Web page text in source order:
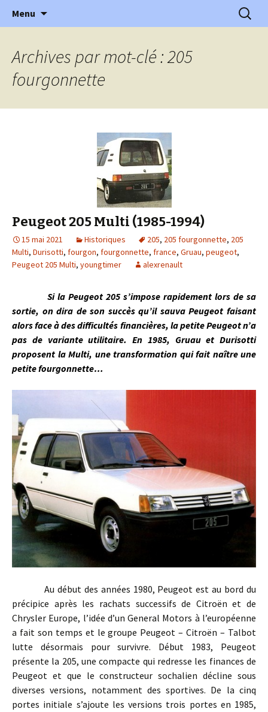
l'Automobile Ancienne
l'automobile ancienne : articles, historiques
…
Menu
Archives par mot-clé : 205
fourgonnette
Peugeot 205 Multi (1985-1994)
15 mai 2021 Historiques 205, 205 fourgonnette, 205
Multi, Durisotti, fourgon, fourgonnette, france, Gruau, peugeot,
Peugeot 205 Multi, youngtimer alexrenault
Si la Peugeot 205 s’impose rapidement lors de sa
sortie, on dira de son succès qu’il sauva Peugeot faisant
alors face à des difficultés financières, la petite Peugeot n’a
pas de variante utilitaire. En 1985, Gruau et Durisotti
proposent la Multi, une transformation qui fait naître une
petite fourgonnette…
Au début des années 1980, Peugeot est au bord du
précipice après les rachats successifs de Citroën et de
Chrysler Europe, l’idée d’un General Motors à l’européenne
a fait son temps et le groupe Peugeot – Citroën – Talbot
lutte désormais pour survivre. Début 1983, Peugeot
présente la 205, une compacte qui redresse les finances de
Peugeot et que le constructeur sochalien décline sous
diverses versions, notamment des sportives. De la cinq
portes initiale s’ajoute les versions trois portes en 1985,